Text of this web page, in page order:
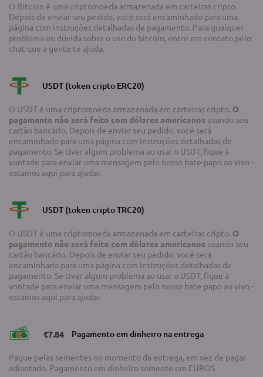
O Bitcoin é uma criptomoeda armazenada em carteiras cripto.
Depois de enviar seu pedido, você será encaminhado para uma
página com instruções detalhadas de pagamento. Para qualquer
problema ou dúvida sobre o uso do bitcoin, entre em contato pelo
chat que a gente te ajuda.
USDT (token cripto ERC20)
O USDT é uma criptomoeda armazenada em carteiras cripto. O
pagamento não será feito com dólares americanos usando seu
cartão bancário. Depois de enviar seu pedido, você será
encaminhado para uma página com instruções detalhadas de
pagamento. Se tiver algum problema ao usar o USDT, fique à
vontade para enviar uma mensagem pelo nosso bate-papo ao vivo -
estamos aqui para ajudar.
USDT (token cripto TRC20)
O USDT é uma criptomoeda armazenada em carteiras cripto. O
pagamento não será feito com dólares americanos usando seu
cartão bancário. Depois de enviar seu pedido, você será
encaminhado para uma página com instruções detalhadas de
pagamento. Se tiver algum problema ao usar o USDT, fique à
vontade para enviar uma mensagem pelo nosso bate-papo ao vivo -
estamos aqui para ajudar.
€7.84 Pagamento em dinheiro na entrega
Pague pelas sementes no momento da entrega, em vez de pagar
adiantado. Pagamento em dinheiro somente em EUROS.